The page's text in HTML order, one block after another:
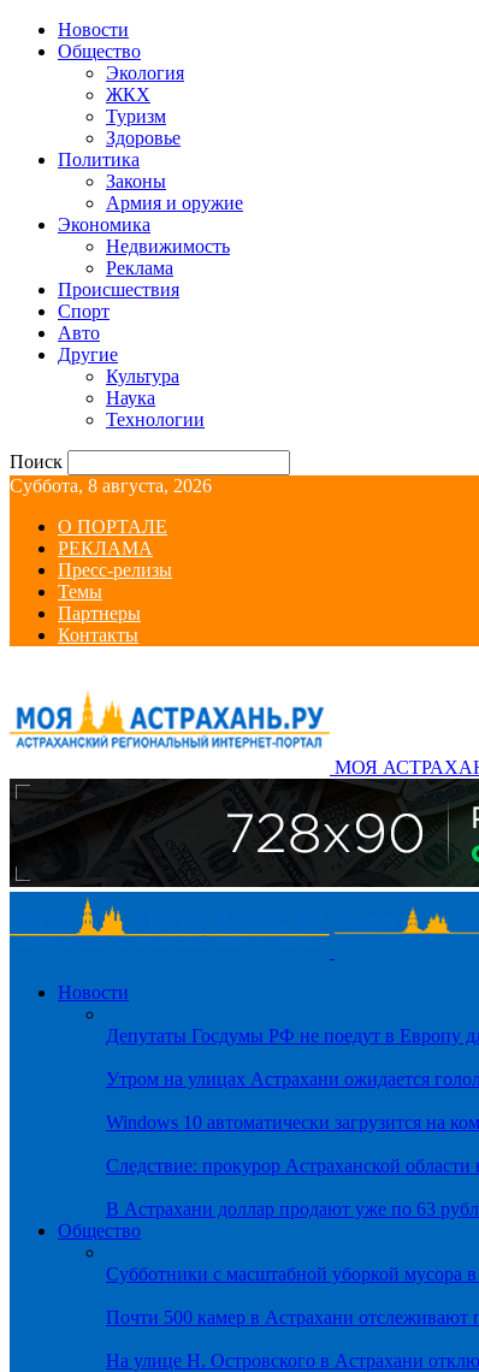
Новости
Общество
Экология
ЖКХ
Туризм
Здоровье
Политика
Законы
Армия и оружие
Экономика
Недвижимость
Реклама
Происшествия
Спорт
Авто
Другие
Культура
Наука
Технологии
Поиск
Суббота, 8 августа, 2026
О ПОРТАЛЕ
РЕКЛАМА
Пресс-релизы
Темы
Партнеры
Контакты
МОЯ
Новости
Депутаты Госдумы РФ не поедут в Европу
Утром на улицах Астрахани ожидается
Windows 10 автоматически загрузится на
Следствие: прокурор Астраханской
В Астрахани доллар продают уже по 63
Общество
Субботники с масштабной уборкой мусора
Почти 500 камер в Астрахани отслеживают
На улице Н. Островского в Астрахани